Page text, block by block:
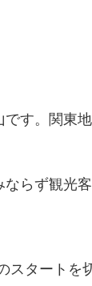
す。関東
らず観光
タートを